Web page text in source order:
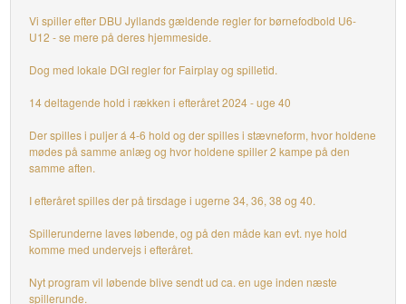
Vi spiller efter DBU Jyllands gældende regler for børnefodbold U6-
U12 - se mere på deres hjemmeside.
Dog med lokale DGI regler for Fairplay og spilletid.
14 deltagende hold i rækken i efteråret 2024 - uge 40
Der spilles i puljer á 4-6 hold og der spilles i stævneform, hvor holdene
mødes på samme anlæg og hvor holdene spiller 2 kampe på den
samme aften.
I efteråret spilles der på tirsdage i ugerne 34, 36, 38 og 40.
Spillerunderne laves løbende, og på den måde kan evt. nye hold
komme med undervejs i efteråret.
Nyt program vil løbende blive sendt ud ca. en uge inden næste
spillerunde.